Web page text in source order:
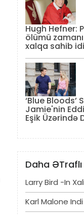
Hugh Hefner:
ölümü
xalqa sahib idi
‘Blue Bloods’
Jamie'nin
Eşik Üzərində
Daha ƏTraflı
Larry Bird -in
Karl Malone Indi